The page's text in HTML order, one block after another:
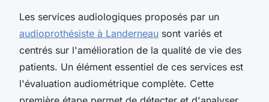
Les services audiologiques proposés par un
audioprothésiste à Landerneau sont variés et
centrés sur l'amélioration de la qualité de vie des
patients. Un élément essentiel de ces services est
l'évaluation audiométrique complète. Cette